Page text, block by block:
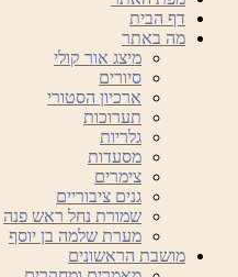
דף הבית
מה באתר
מיצג אור קולי
סיורים
ארכיון הסטורי
תערוכות
גלריות
מסעדות
צימרים
גנים ציבוריים
שמורת נחל ראש פנה
מערת שלמה בן יוסף
מושבת הראשונים